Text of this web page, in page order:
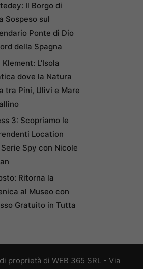
Il Borgo di
Sospeso sul
Ponte di Dio
della Spagna
L’Isola
dove la Natura
tra Pini, Ulivi e Mare
3: Scopriamo le
Location
Spy con Nicole
Ritorna la
al Museo con
Gratuito in Tutta
proprietà di WEB 365 SRL - Via